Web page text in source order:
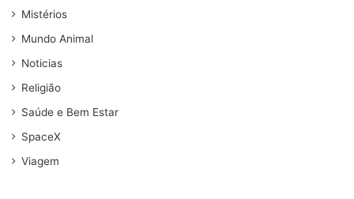
Mistérios
Mundo Animal
Noticias
Religião
Saúde e Bem Estar
SpaceX
Viagem